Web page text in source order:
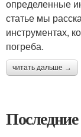
определенные
статье мы
инструментах,
погреба.
читать дальше →